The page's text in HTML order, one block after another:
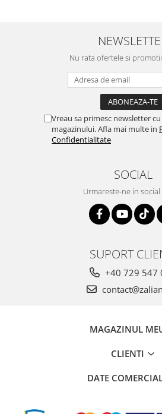
este o plăcere să o folosim, are
pete
Nu rata ofertele si
Vreau sa primesc newsletter
magazinului. Afla mai multe in
Confidentialitate
SOCIAL
Urmareste-ne in
SUPORT
+40 729 547
MAGAZINUL
CLIENTI
DATE